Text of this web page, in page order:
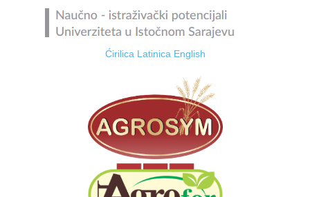
Ćirilica Latinica English